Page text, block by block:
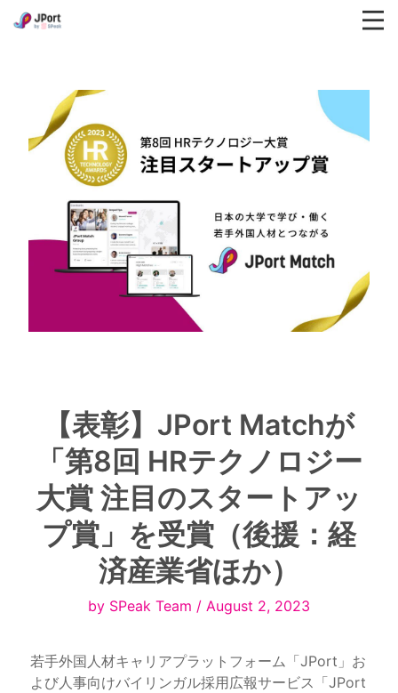
【表彰】JPort Matchが
「第8回 HRテクノロジー
大賞 注目のスタートアッ
プ賞」を受賞（後援：経
済産業省ほか）
by SPeak Team / August 2, 2023
若手外国人材キャリアプラットフォーム「JPort」お
よび人事向けバイリンガル採用広報サービス「JPort